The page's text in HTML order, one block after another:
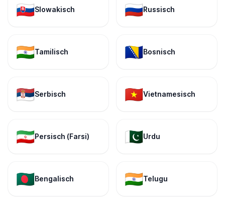
🇸🇰Slowakisch 🇷🇺Russisch
🇮🇳Tamilisch 🇧🇦Bosnisch
🇷🇸Serbisch 🇻🇳Vietnamesisch
🇮🇷Persisch (Farsi) 🇵🇰Urdu
🇧🇩Bengalisch 🇮🇳Telugu